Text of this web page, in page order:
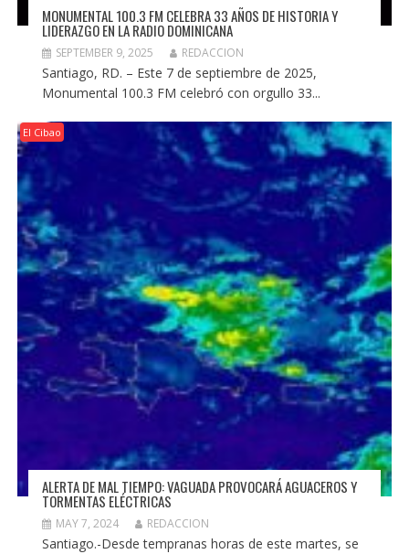
MONUMENTAL 100.3 FM CELEBRA 33 AÑOS DE HISTORIA Y
LIDERAZGO EN LA RADIO DOMINICANA
SEPTEMBER 9, 2025 REDACCION
Santiago, RD. – Este 7 de septiembre de 2025,
Monumental 100.3 FM celebró con orgullo 33...
El Cibao
ALERTA DE MAL TIEMPO: VAGUADA PROVOCARÁ AGUACEROS Y
TORMENTAS ELÉCTRICAS
MAY 7, 2024 REDACCION
Santiago.-Desde tempranas horas de este martes, se